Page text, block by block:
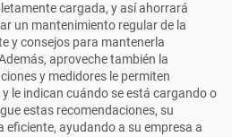
cargada, y así ahorrará
un mantenimiento regular de la
y consejos para mantenerla
aproveche también la
y medidores le permiten
le indican cuándo se está cargando o
estas recomendaciones, su
ayudando a su empresa a